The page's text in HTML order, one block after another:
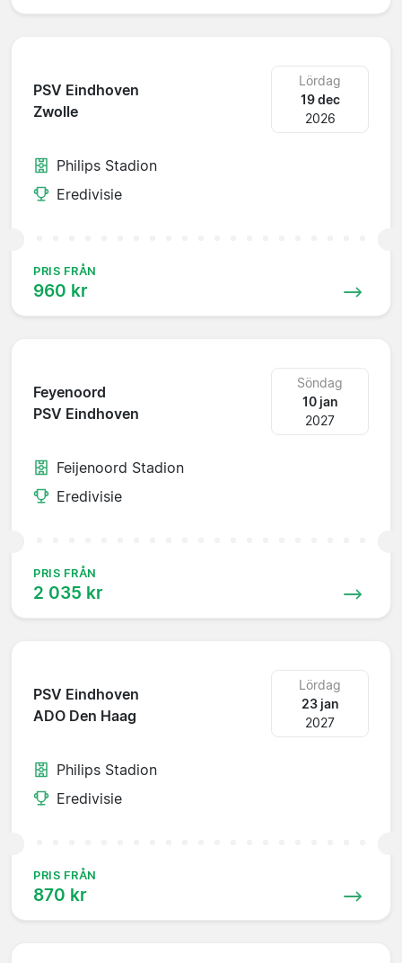
PSV Eindhoven
Zwolle
Lördag
19 dec
2026
Philips Stadion
Eredivisie
PRIS FRÅN
960 kr
Feyenoord
PSV Eindhoven
Söndag
10 jan
2027
Feijenoord Stadion
Eredivisie
PRIS FRÅN
2 035 kr
PSV Eindhoven
ADO Den Haag
Lördag
23 jan
2027
Philips Stadion
Eredivisie
PRIS FRÅN
870 kr